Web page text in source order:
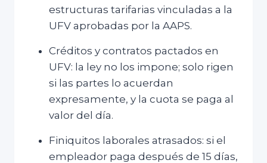
estructuras tarifarias vinculadas a la
UFV aprobadas por la AAPS.
Créditos y contratos pactados en
UFV: la ley no los impone; solo rigen
si las partes lo acuerdan
expresamente, y la cuota se paga al
valor del día.
Finiquitos laborales atrasados: si el
empleador paga después de 15 días,